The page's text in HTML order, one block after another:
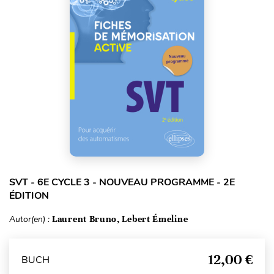
SVT - 6E CYCLE 3 - NOUVEAU PROGRAMME - 2E
ÉDITION
Autor(en) : Laurent Bruno, Lebert Émeline
BUCH 12,00 €